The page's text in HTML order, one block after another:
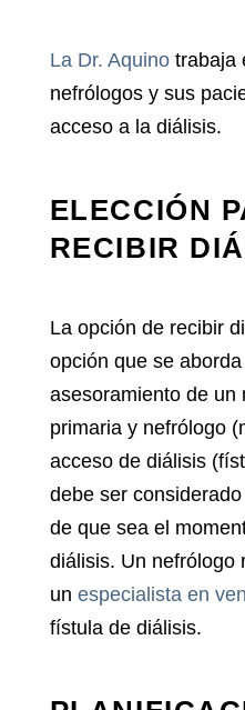
La Dr. Aquinotrabaja
nefrólogos y sus
acceso a la diálisis.
ELECCIÓN
RECIBIR
La opción de recibir
opción que se
asesoramiento de un
primaria y nefrólogo
acceso de diálisis
debe ser
de que sea el
diálisis. Un nefrólogo
un especialista en
fístula de diálisis.